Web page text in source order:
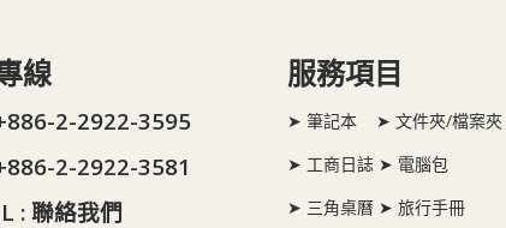
線
2-2922-3595
2-2922-3581
: 聯絡我們
服務項目
➤ 筆記本 ➤ 文件夾/檔案夾
➤ 工商日誌 ➤ 電腦包
➤ 三角桌曆 ➤ 旅行手冊